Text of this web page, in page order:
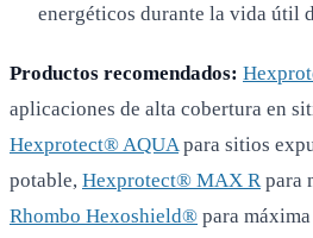
energéticos durante la vida útil
Productos recomendados:
aplicaciones de alta cobertura en
Hexprotect® AQUApara sitios
potable, Hexprotect® MAX Rpara
Rhombo Hexoshield® para